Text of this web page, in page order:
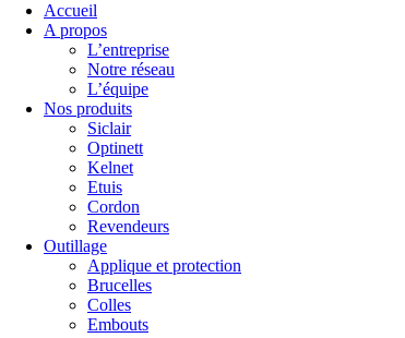
Accueil
A propos
L’entreprise
Notre réseau
L’équipe
Nos produits
Siclair
Optinett
Kelnet
Etuis
Cordon
Revendeurs
Outillage
Applique et protection
Brucelles
Colles
Embouts